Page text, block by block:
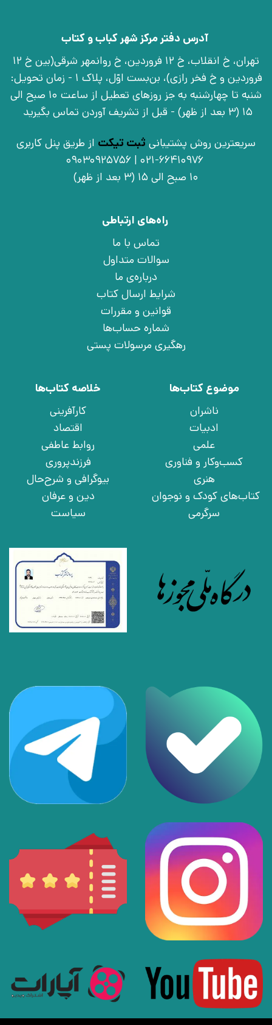
آدرس دفتر مرکز شهر کباب و کتاب
تهران، خ انقلاب، خ 12 فروردین، خ روانمهر شرقی(بین خ 12
فروردین و خ فخر رازی)، بن‌بست اوّل، پلاک 1 - زمان تحویل:
شنبه تا چهارشنبه به جز روزهای تعطیل از ساعت 10 صبح الی
15 (3 بعد از ظهر) - قبل از تشریف آوردن تماس بگیرید
سریعترین روش پشتیبانی ثبت تیکت از طریق پنل کاربری
021-66410976 | 09030925756
10 صبح الی 15 (3 بعد از ظهر)
راه‌های ارتباطی
تماس با ما
سوالات متداول
درباره‌ی ما
شرایط ارسال کتاب
قوانین و مقررات
شماره حساب‌ها
رهگیری مرسولات پستی
موضوع کتاب‌ها
ناشران
ادبیات
علمی
کسب‌وکار و فناوری
هنری
کتاب‌های کودک و نوجوان
سرگرمی
خلاصه کتاب‌ها
کارآفرینی
اقتصاد
روابط عاطفی
فرزندپروری
بیوگرافی و شرح‌حال
دین و عرفان
سیاست